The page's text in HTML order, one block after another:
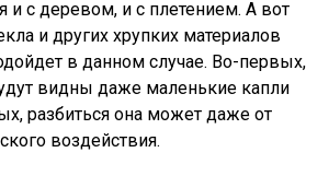
и с деревом, и с плетением. А вот
и других хрупких материалов
в данном случае. Во-первых,
видны даже маленькие капли
разбиться она может даже от
воздействия.